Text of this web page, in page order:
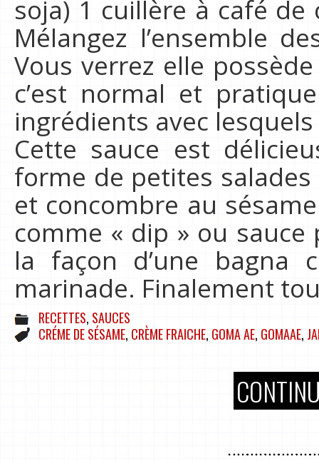
soja) 1 cuillère à café
Mélangez l’ensemble
Vous verrez elle
c’est normal et
ingrédients avec
Cette sauce est
forme de petites
et concombre au
comme « dip » ou
la façon d’une bagna
marinade. Finalement
RECETTES, SAUCES
CRÉME DE SÉSAME, CRÈME FRAICHE, GOMA AE, GOMAAE,